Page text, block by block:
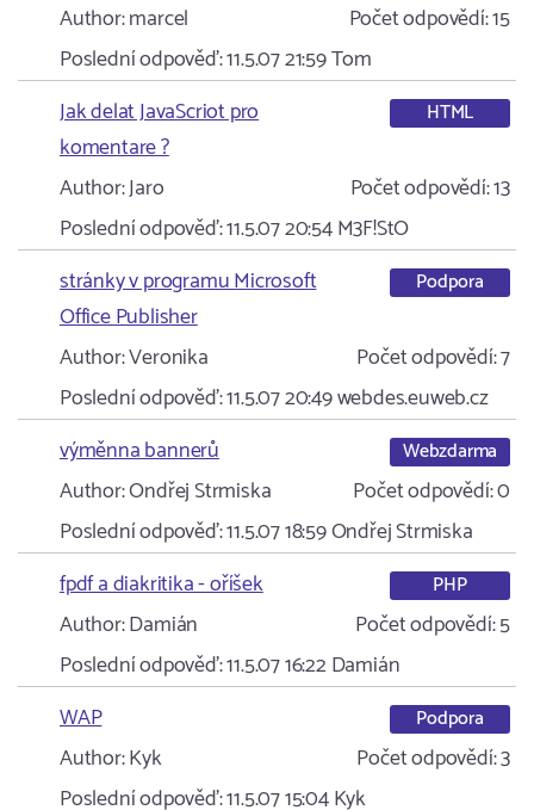
Author:marcel Počet odpovědí:15
Poslední odpověď:11.5.07 21:59Tom
Jak delat JavaScriot pro
komentare ?
HTML
Author:Jaro Počet odpovědí:13
Poslední odpověď:11.5.07 20:54M3F!StO
stránky v programu Microsoft
Office Publisher
Podpora
Author:Veronika Počet odpovědí:7
Poslední odpověď:11.5.07 20:49webdes.euweb.cz
výměnna bannerů
Webzdarma
Author:Ondřej Strmiska Počet odpovědí:0
Poslední odpověď:11.5.07 18:59Ondřej Strmiska
fpdf a diakritika - oříšek
PHP
Author:Damián Počet odpovědí:5
Poslední odpověď:11.5.07 16:22Damián
WAP
Podpora
Author:Kyk Počet odpovědí:3
Poslední odpověď:11.5.07 15:04Kyk